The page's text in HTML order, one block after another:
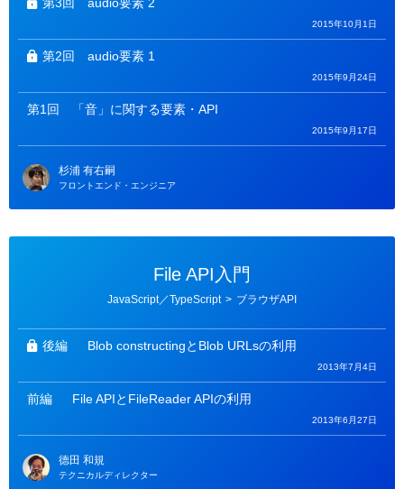
2015年10月1日
第2回 audio要素 1
2015年9月24日
第1回 「音」に関する要素・API
2015年9月17日
杉浦 有右嗣
フロントエンド・エンジニア
File API入門
リ
ー
JavaScript／TypeScript > ブラウザAPI
後編 Blob constructingとBlob URLsの利用
2013年7月4日
前編 File APIとFileReader APIの利用
2013年6月27日
德田 和規
テクニカルディレクター